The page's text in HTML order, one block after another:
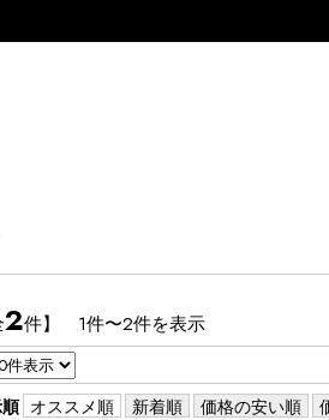
2件】 1件〜2件を表示
オススメ順 新着順 価格の安い順